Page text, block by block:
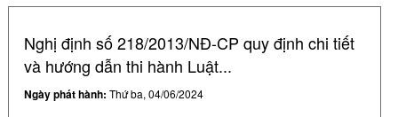
Nghị định số 218/2013/NĐ-CP quy định chi tiết
và hướng dẫn thi hành Luật...
Ngày phát hành: Thứ ba, 04/06/2024